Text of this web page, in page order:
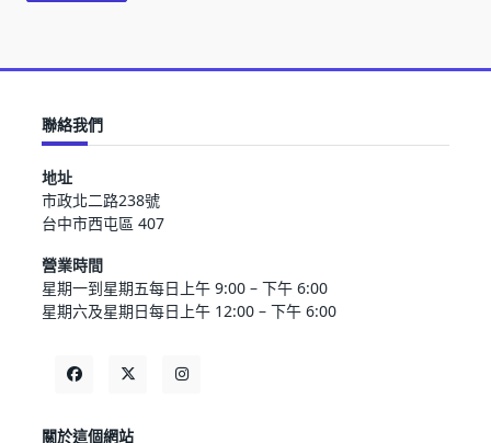
聯絡我們
地址
市政北二路238號
台中市西屯區 407
營業時間
星期一到星期五每日上午 9:00 – 下午 6:00
星期六及星期日每日上午 12:00 – 下午 6:00
關於這個網站